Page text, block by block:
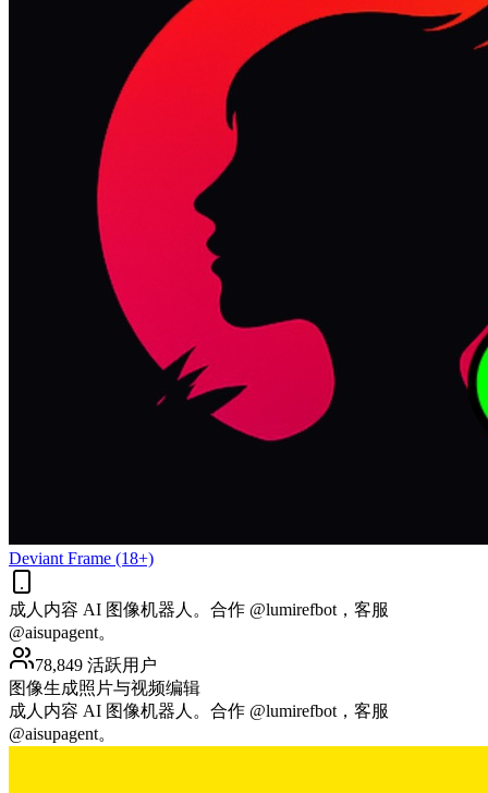
Deviant Frame (18+)
成人内容 AI 图像机器人。合作 @lumirefbot，客服
@aisupagent。
78,849 活跃用户
图像生成照片与视频编辑
成人内容 AI 图像机器人。合作 @lumirefbot，客服
@aisupagent。